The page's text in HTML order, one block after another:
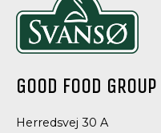
GOOD FOOD
Herredsvej 30 A